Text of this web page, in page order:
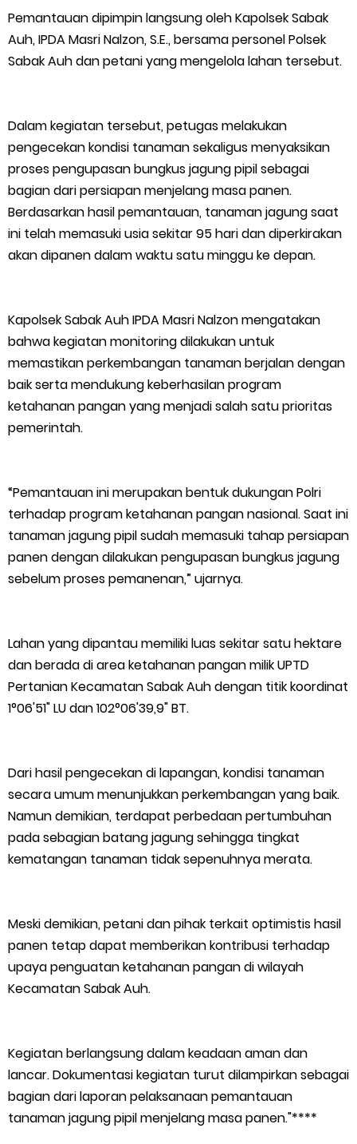
44 Tim Berlaga di Banglas Barat Cup II, Pemkab Meranti
Dorong Lahirnya Atlet Berprestasi
Generasi Emas Indonesia 2045
Kepulauan Meranti Borong Tiga Prestasi di ADUJAK GenRe Riau
2026, Duta Putra Raih Juara Pertama
Bupati Asmar Buka Peluang Kolaborasi Meranti–Melaka di
Bencana Terus Mengancam, Pembangunan Jalan Tol
Bukittinggi–Padang Panjang–Sicincin Sangat Mendesak
Green Policing Goes to School, Ketua Bhayangkari Cabang
Kepulauan Meranti, Edukasi Anak TK Selamatkan Mangrove
Kapolres Kep. Meranti Besuk Tokoh Masyarakat H. Katan di
RSUD Selatpanjang
Polsek Sabak Auh Bersama UPTD Pertanian Siapkan Lahan
Kepulauan Meranti Sambut Kapolres Baru dan Tamu Melaka
dengan Tepung Tawar, Persaudaraan Serumpun Kian Erat
Pangan Lewat Pendampingan Budidaya Jagung
Musyawarah LAM Ke-3 Tualang Sukses, Zulkifli Z (Nomor Urut 1)
Resmi Terpilih Pimpin Lembaga Adat
Pemantauan dipimpin langsung oleh Kapolsek Sabak
Auh, IPDA Masri Nalzon, S.E., bersama personel Polsek
Sabak Auh dan petani yang mengelola lahan tersebut.
Dalam kegiatan tersebut, petugas melakukan
pengecekan kondisi tanaman sekaligus menyaksikan
proses pengupasan bungkus jagung pipil sebagai
bagian dari persiapan menjelang masa panen.
Berdasarkan hasil pemantauan, tanaman jagung saat
ini telah memasuki usia sekitar 95 hari dan diperkirakan
akan dipanen dalam waktu satu minggu ke depan.
Kapolsek Sabak Auh IPDA Masri Nalzon mengatakan
bahwa kegiatan monitoring dilakukan untuk
memastikan perkembangan tanaman berjalan dengan
baik serta mendukung keberhasilan program
ketahanan pangan yang menjadi salah satu prioritas
pemerintah.
“Pemantauan ini merupakan bentuk dukungan Polri
terhadap program ketahanan pangan nasional. Saat ini
tanaman jagung pipil sudah memasuki tahap persiapan
panen dengan dilakukan pengupasan bungkus jagung
sebelum proses pemanenan,” ujarnya.
Lahan yang dipantau memiliki luas sekitar satu hektare
dan berada di area ketahanan pangan milik UPTD
Pertanian Kecamatan Sabak Auh dengan titik koordinat
1°06'51" LU dan 102°06'39,9" BT.
Dari hasil pengecekan di lapangan, kondisi tanaman
secara umum menunjukkan perkembangan yang baik.
Namun demikian, terdapat perbedaan pertumbuhan
pada sebagian batang jagung sehingga tingkat
kematangan tanaman tidak sepenuhnya merata.
Meski demikian, petani dan pihak terkait optimistis hasil
panen tetap dapat memberikan kontribusi terhadap
upaya penguatan ketahanan pangan di wilayah
Kecamatan Sabak Auh.
Kegiatan berlangsung dalam keadaan aman dan
lancar. Dokumentasi kegiatan turut dilampirkan sebagai
bagian dari laporan pelaksanaan pemantauan
tanaman jagung pipil menjelang masa panen."****